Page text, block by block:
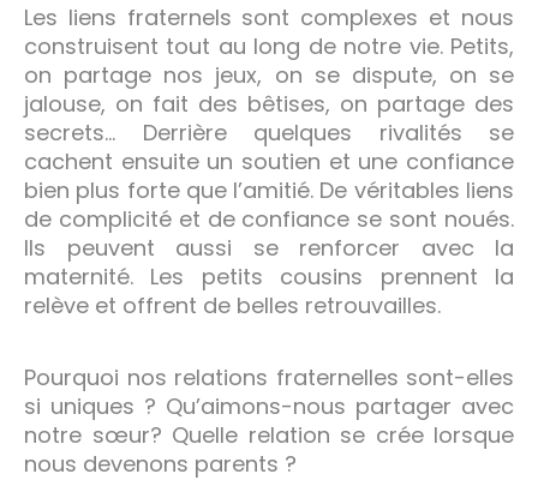
Les liens fraternels sont complexes et nous
construisent tout au long de notre vie. Petits,
on partage nos jeux, on se dispute, on se
jalouse, on fait des bêtises, on partage des
secrets… Derrière quelques rivalités se
cachent ensuite un soutien et une confiance
bien plus forte que l’amitié. De véritables liens
de complicité et de confiance se sont noués.
Ils peuvent aussi se renforcer avec la
maternité. Les petits cousins prennent la
relève et offrent de belles retrouvailles.
Pourquoi nos relations fraternelles sont-elles
si uniques ? Qu’aimons-nous partager avec
notre sœur? Quelle relation se crée lorsque
nous devenons parents ?